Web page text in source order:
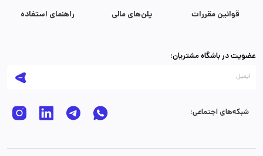
راهنمای استفاده پلن‌های مالی قوانین مقررات
عضویت در باشگاه مشتریان:
شبکه‌های اجتماعی: